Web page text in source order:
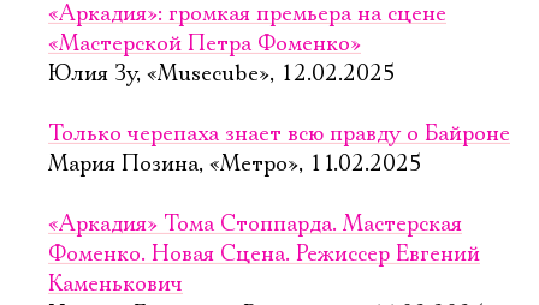
«Аркадия»: громкая премьера на сцене
«Мастерской Петра Фоменко»
Юлия Зу, «Musecube», 12.02.2025
Только черепаха знает всю правду о Байроне
Мария Позина, «Метро», 11.02.2025
«Аркадия» Тома Стоппарда. Мастерская
Фоменко. Новая Сцена. Режиссер Евгений
Каменькович